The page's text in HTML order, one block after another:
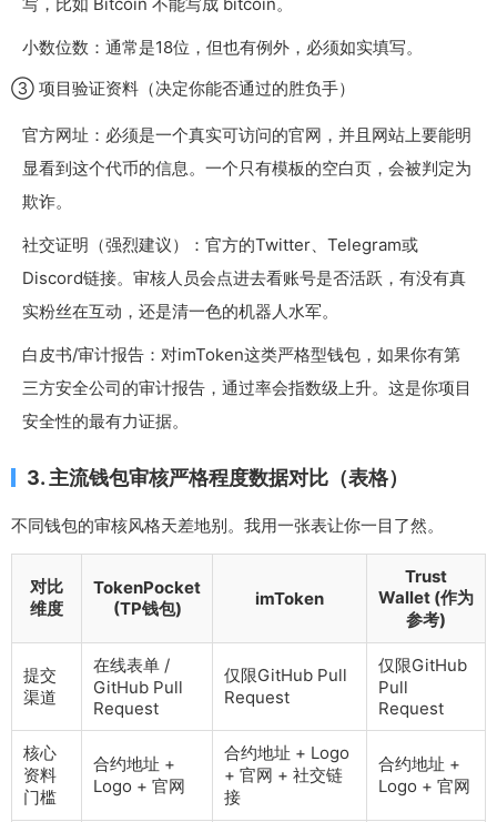
小数位数：通常是18位，但也有例外，必须如实填写。
③ 项目验证资料（决定你能否通过的胜负手）
官方网址：必须是一个真实可访问的官网，并且网站上要能明
显看到这个代币的信息。一个只有模板的空白页，会被判定为
欺诈。
社交证明（强烈建议）：官方的Twitter、Telegram或
Discord链接。审核人员会点进去看账号是否活跃，有没有真
实粉丝在互动，还是清一色的机器人水军。
白皮书/审计报告：对imToken这类严格型钱包，如果你有第
三方安全公司的审计报告，通过率会指数级上升。这是你项目
安全性的最有力证据。
3. 主流钱包审核严格程度数据对比（表格）
不同钱包的审核风格天差地别。我用一张表让你一目了然。
对比
维度
TokenPocket
(TP钱包)
imToken
Trust
Wallet (作为
参考)
提交
渠道
在线表单 /
GitHub Pull
Request
仅限GitHub Pull
Request
仅限GitHub
Pull
Request
核心
资料
门槛
合约地址 +
Logo + 官网
合约地址 + Logo
+ 官网 + 社交链
接
合约地址 +
Logo + 官网